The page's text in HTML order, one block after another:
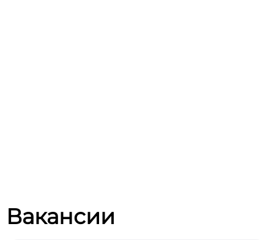
Вакансии